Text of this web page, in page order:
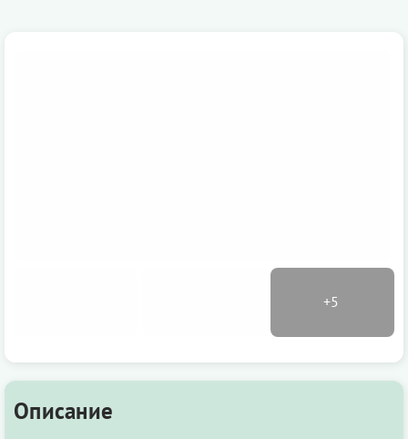
Описание